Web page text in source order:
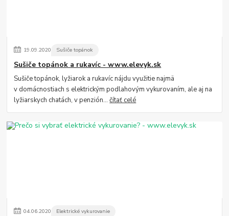
19.09.2020 Sušiče topánok
Sušiče topánok a rukavíc - www.elevyk.sk
Sušiče topánok, lyžiarok a rukavíc nájdu využitie najmä
v domácnostiach s elektrickým podlahovým vykurovaním, ale aj na
lyžiarskych chatách, v penzión...čítať celé
04.06.2020 Elektrické vykurovanie